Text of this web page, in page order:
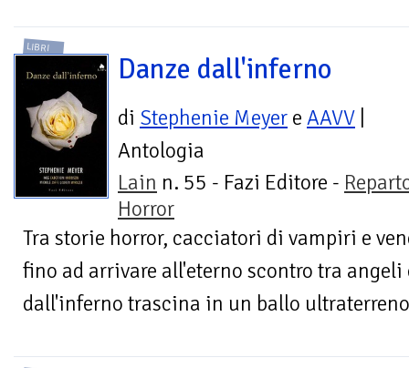
LIBRI
Danze dall'inferno
di Stephenie Meyer e AAVV
Antologia
Lain n. 55 - Fazi Editore -
Horror
Tra storie horror, cacciatori di vampiri e
fino ad arrivare all'eterno scontro tra angeli
dall'inferno trascina in un ballo